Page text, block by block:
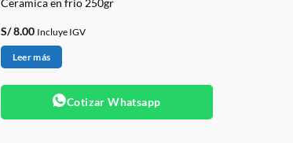
Ceramica en frio 250gr
S/8.00 Incluye IGV
Leer más
Cotizar Whatsapp